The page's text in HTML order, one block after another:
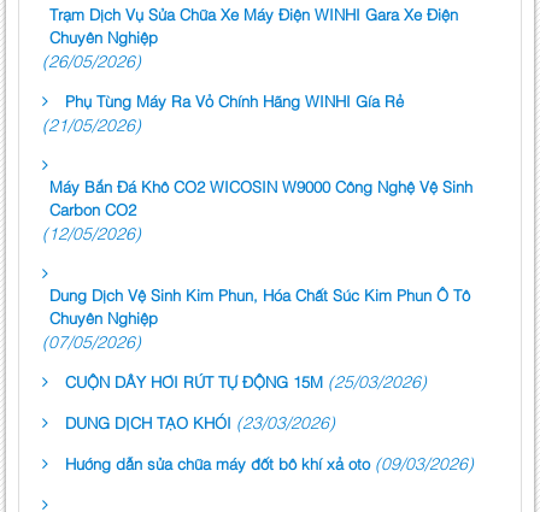
Trạm Dịch Vụ Sửa Chữa Xe Máy Điện WINHI Gara Xe Điện
Chuyên Nghiệp
(26/05/2026)
Phụ Tùng Máy Ra Vỏ Chính Hãng WINHI Gía Rẻ
(21/05/2026)
Máy Bắn Đá Khô CO2 WICOSIN W9000 Công Nghệ Vệ Sinh
Carbon CO2
(12/05/2026)
Dung Dịch Vệ Sinh Kim Phun, Hóa Chất Súc Kim Phun Ô Tô
Chuyên Nghiệp
(07/05/2026)
CUỘN DÂY HƠI RÚT TỰ ĐỘNG 15M (25/03/2026)
DUNG DỊCH TẠO KHÓI (23/03/2026)
Hướng dẫn sửa chữa máy đốt bô khí xả oto (09/03/2026)